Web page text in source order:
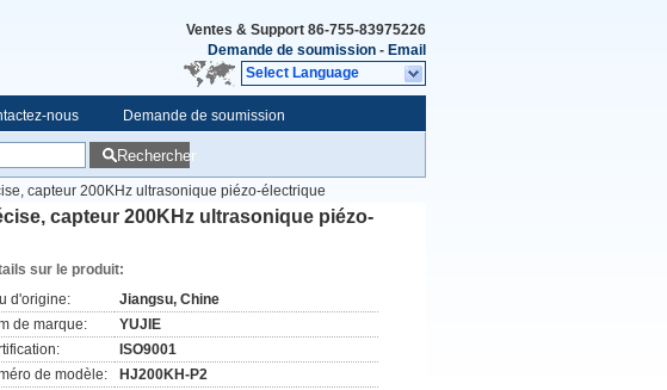
Ventes & Support 86-755-83975226
Demande de soumission - Email
Select Language
nous Demande de soumission
Rechercher
capteur 200KHz ultrasonique piézo-électrique
capteur 200KHz ultrasonique piézo-
sur le produit:
d'origine:
Jiangsu, Chine
de marque:
YUJIE
ISO9001
de modèle:
HJ200KH-P2